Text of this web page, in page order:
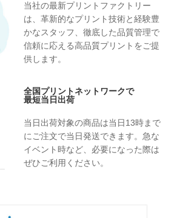
当社の最新プリントファクトリー
は、革新的なプリント技術と経験豊
かなスタッフ、徹底した品質管理で
信頼に応える高品質プリントをご提
供します。
全国プリントネットワークで
最短当日出荷
当日出荷対象の商品は当日13時まで
にご注文で当日発送できます。急な
イベント時など、必要になった際は
ぜひご利用ください。